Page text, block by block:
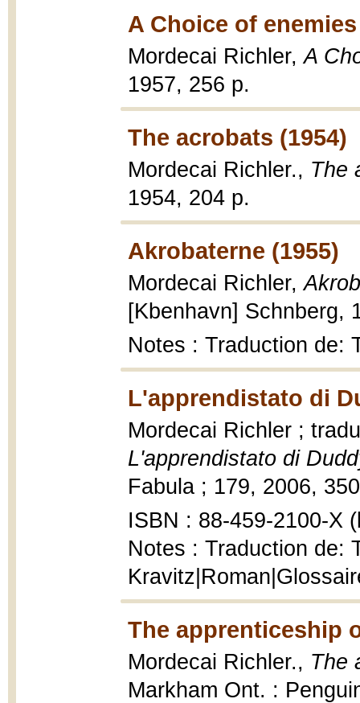
A Choice of enemies
Mordecai Richler,A
1957, 256 p.
The acrobats (1954)
Mordecai Richler., The
1954, 204 p.
Akrobaterne (1955)
Mordecai Richler,
[Kbenhavn] Schnberg,
Notes : Traduction de:
L'apprendistato di
Mordecai Richler ;
L'apprendistato di
Fabula ; 179, 2006,
ISBN : 88-459-2100-X
Notes : Traduction de:
The apprenticeship
Mordecai Richler., The
Markham Ont. :